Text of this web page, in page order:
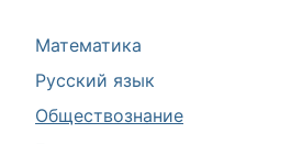
Математика
Русский язык
Обществознание